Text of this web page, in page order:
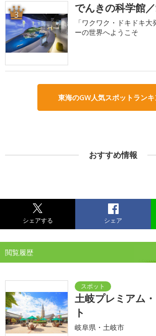
3 でんきの科学館
「ワクワク・ドキドキ
ーの世界へようこそ
東海のGW人気スポットラン
おすすめ情報
シェアする シェア
閲覧履歴
土岐プレミアム
ト
岐阜県・土岐市